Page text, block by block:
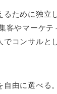
るために独立
客やマーケテ
でコンサルと
自由に選べる